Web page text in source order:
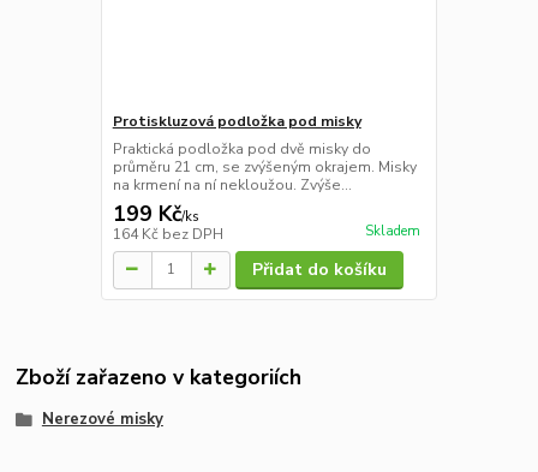
Protiskluzová podložka pod misky
Praktická podložka pod dvě misky do
průměru 21 cm, se zvýšeným okrajem. Misky
na krmení na ní nekloužou. Zvýše...
199 Kč/ks
164 Kč bez DPH Skladem
Přidat do košíku
Zboží zařazeno v kategoriích
Nerezové misky